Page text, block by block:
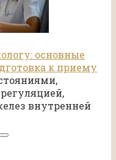
основные
к приему
внутренней